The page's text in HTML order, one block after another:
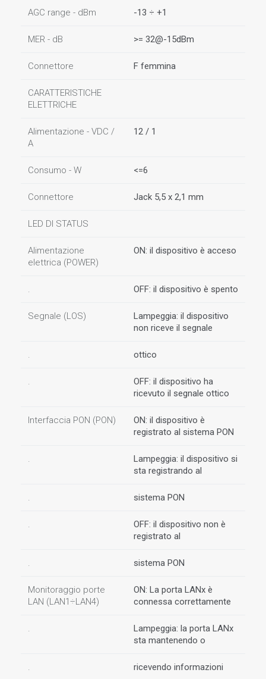
AGC range - dBm -13 ÷ +1
MER - dB >= 32@-15dBm
Connettore F femmina
CARATTERISTICHE
ELETTRICHE
Alimentazione - VDC /
A
12 / 1
Consumo - W <=6
Connettore Jack 5,5 x 2,1 mm
LED DI STATUS
Alimentazione
elettrica (POWER)
ON: il dispositivo è acceso
. OFF: il dispositivo è spento
Segnale (LOS)
Lampeggia: il dispositivo
non riceve il segnale
. ottico
.
OFF: il dispositivo ha
ricevuto il segnale ottico
Interfaccia PON (PON)
ON: il dispositivo è
registrato al sistema PON
.
Lampeggia: il dispositivo si
sta registrando al
. sistema PON
.
OFF: il dispositivo non è
registrato al
. sistema PON
Monitoraggio porte
LAN (LAN1÷LAN4)
ON: La porta LANx è
connessa correttamente
.
Lampeggia: la porta LANx
sta mantenendo o
. ricevendo informazioni